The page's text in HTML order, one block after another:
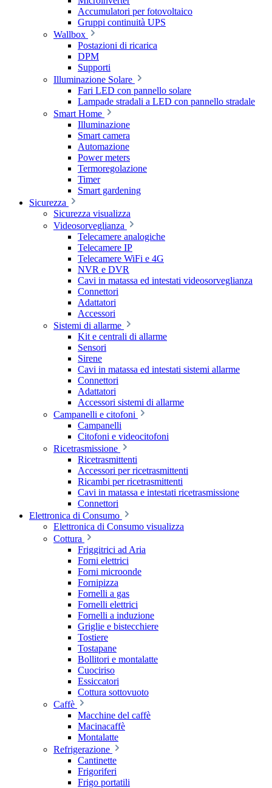
Accumulatori per fotovoltaico
Gruppi continuità UPS
Wallbox
Postazioni di ricarica
DPM
Supporti
Illuminazione Solare
Fari LED con pannello solare
Lampade stradali a LED con pannello stradale
Smart Home
Illuminazione
Smart camera
Automazione
Power meters
Termoregolazione
Timer
Smart gardening
Sicurezza
Sicurezza visualizza
Videosorveglianza
Telecamere analogiche
Telecamere IP
Telecamere WiFi e 4G
NVR e DVR
Cavi in matassa ed intestati videosorveglianza
Connettori
Adattatori
Accessori
Sistemi di allarme
Kit e centrali di allarme
Sensori
Sirene
Cavi in matassa ed intestati sistemi allarme
Connettori
Adattatori
Accessori sistemi di allarme
Campanelli e citofoni
Campanelli
Citofoni e videocitofoni
Ricetrasmissione
Ricetrasmittenti
Accessori per ricetrasmittenti
Ricambi per ricetrasmittenti
Cavi in matassa e intestati ricetrasmissione
Connettori
Elettronica di Consumo
Elettronica di Consumo visualizza
Cottura
Friggitrici ad Aria
Forni elettrici
Forni microonde
Fornipizza
Fornelli a gas
Fornelli elettrici
Fornelli a induzione
Griglie e bistecchiere
Tostiere
Tostapane
Bollitori e montalatte
Cuociriso
Essiccatori
Cottura sottovuoto
Caffè
Macchine del caffè
Macinacaffè
Montalatte
Refrigerazione
Cantinette
Frigoriferi
Frigo portatili